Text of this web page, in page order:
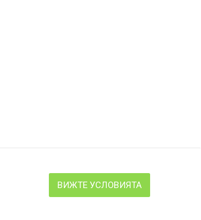
ВИЖТЕ УСЛОВИЯТА